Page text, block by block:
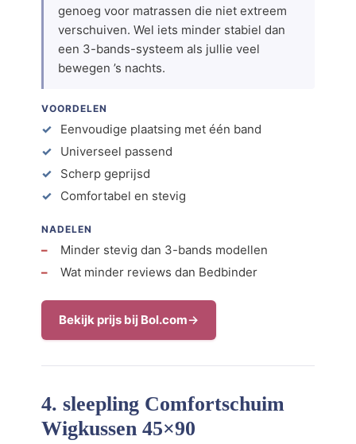
genoeg voor matrassen die niet extreem
verschuiven. Wel iets minder stabiel dan
een 3-bands-systeem als jullie veel
bewegen ’s nachts.
VOORDELEN
Eenvoudige plaatsing met één band
Universeel passend
Scherp geprijsd
Comfortabel en stevig
NADELEN
Minder stevig dan 3-bands modellen
Wat minder reviews dan Bedbinder
Bekijk prijs bij Bol.com
4. sleepling Comfortschuim
Wigkussen 45×90